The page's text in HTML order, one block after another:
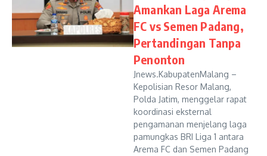
Amankan Laga Arema
FC vs Semen Padang,
Pertandingan Tanpa
Penonton
Jnews.KabupatenMalang –
Kepolisian Resor Malang,
Polda Jatim, menggelar rapat
koordinasi eksternal
pengamanan menjelang laga
pamungkas BRI Liga 1 antara
Arema FC dan Semen Padang